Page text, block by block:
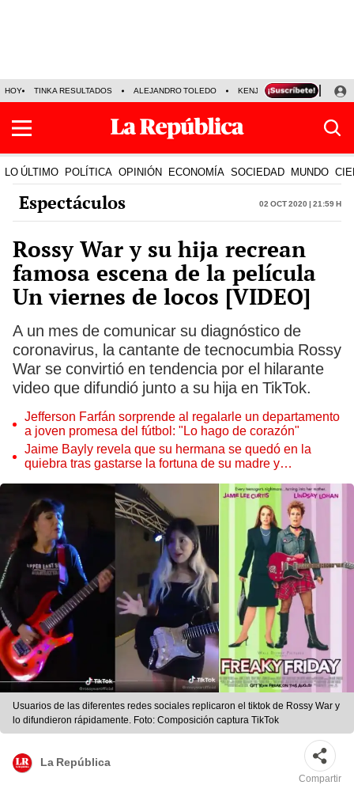
HOY TINKA RESULTADOS ALEJANDRO TOLEDO KENJI FUJIMORI
LO ÚLTIMO POLÍTICA OPINIÓN ECONOMÍA SOCIEDAD MUNDO
Espectáculos 02 Oct 2020 | 21:59 h
Rossy War y su hija recrean
famosa escena de la película
Un viernes de locos [VIDEO]
A un mes de comunicar su diagnóstico de
coronavirus, la cantante de tecnocumbia Rossy
War se convirtió en tendencia por el hilarante
video que difundió junto a su hija en TikTok.
Jefferson Farfán sorprende al regalarle un departamento
a joven promesa del fútbol: "Lo hago de corazón"
Jaime Bayly revela que su hermana se quedó en la
quiebra tras gastarse la fortuna de su madre y
Usuarios de las diferentes redes sociales replicaron el tiktok de Rossy War y
lo difundieron rápidamente. Foto: Composición captura TikTok
La República
Compartir